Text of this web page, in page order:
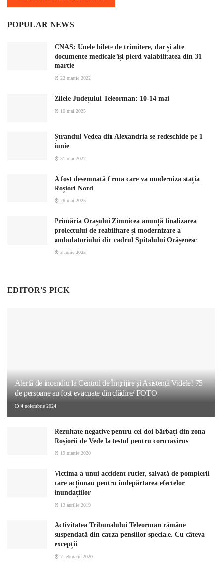
POPULAR NEWS
CNAS: Unele bilete de trimitere, dar și alte
documente medicale își pierd valabilitatea din 31
martie
22 martie 2022
Zilele Județului Teleorman: 10-14 mai
10 mai 2025
Ștrandul Vedea din Alexandria se redeschide pe 1
iunie
31 mai 2022
A fost desemnată firma care va moderniza stația
Roșiori Nord
26 mai 2025
Primăria Orașului Zimnicea anunță finalizarea
proiectului de reabilitare și modernizare a
ambulatoriului din cadrul Spitalului Orășenesc
3 iunie 2025
EDITOR'S PICK
Alertă de incendiu la Centrul de Îngrijire și Asistență Videle! 75
de persoane au fost evacuate din clădire/ FOTO
4 noiembrie 2024
Rezultate negative pentru cei doi bărbați din zona
Roșiorii de Vede la testul pentru coronavirus
19 martie 2020
Victima a unui accident rutier, salvată de pompierii
care acționau pentru îndepărtarea efectelor
inundațiilor
13 aprilie 2019
Activitatea Tribunalului Teleorman rămâne
suspendată din cauza pensiilor speciale. Cu câteva
excepții
7 februarie 2020